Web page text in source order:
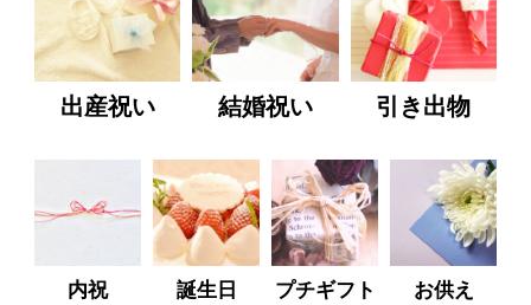
出産祝い 結婚祝い 引き出物
内祝 誕生日 プチギフト お供え